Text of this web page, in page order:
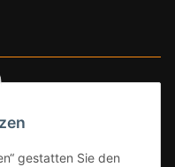
gestatten Sie den